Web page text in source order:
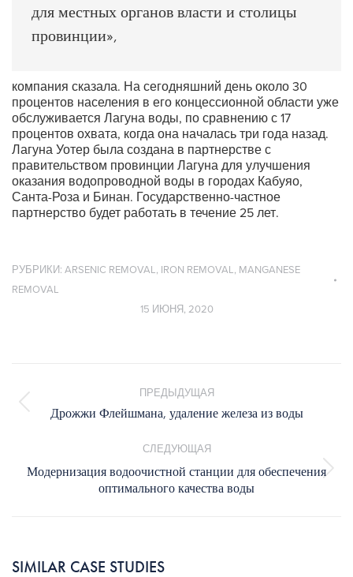
для местных органов власти и столицы
провинции»,
компания сказала. На сегодняшний день около 30
процентов населения в его концессионной области уже
обслуживается Лагуна воды, по сравнению с 17
процентов охвата, когда она началась три года назад.
Лагуна Уотер была создана в партнерстве с
правительством провинции Лагуна для улучшения
оказания водопроводной воды в городах Кабуяо,
Санта-Роза и Бинан. Государственно-частное
партнерство будет работать в течение 25 лет.
РУБРИКИ: ARSENIC REMOVAL, IRON REMOVAL, MANGANESE
REMOVAL
15 ИЮНЯ, 2020
записям
ПРЕДЫДУЩАЯ
Предыдущая
запись:
Дрожжи Флейшмана, удаление железа из воды
СЛЕДУЮЩАЯ
Следующая
запись:
Модернизация водоочистной станции для обеспечения
оптимального качества воды
SIMILAR CASE STUDIES